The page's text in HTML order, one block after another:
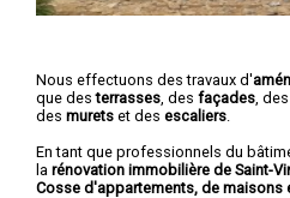
Nous effectuons des travaux d'
que desterrasses , des façades , des
des murets et des escaliers
En tant que professionnels du
la rénovation immobilière de Saint-
Cosse d'appartements, de maisons